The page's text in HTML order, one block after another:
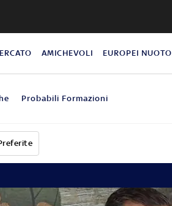
AMICHEVOLI EUROPEI NUOTO
Probabili Formazioni